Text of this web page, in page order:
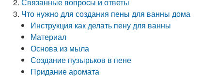
Что нужно для создания пены для ванны дома
Инструкция как делать пену для ванны
Материал
Основа из мыла
Создание пузырьков в пене
Придание аромата